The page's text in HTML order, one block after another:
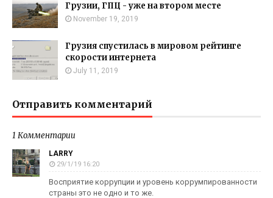
Грузии, ГПЦ - уже на втором месте
November 19, 2019
Грузия спустилась в мировом рейтинге
скорости интернета
July 11, 2019
Отправить комментарий
1 Комментарии
LARRY
29/1/19 16:20
Восприятие коррупции и уровень коррумпированности
страны это не одно и то же.